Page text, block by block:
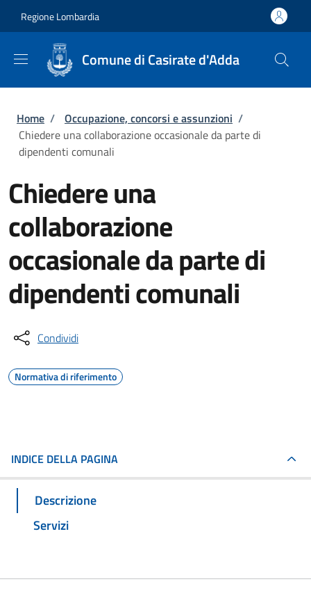
Regione Lombardia
Comune di Casirate d'Adda
Briciole di pane
Home / Occupazione, concorsi e assunzioni /
Chiedere una collaborazione occasionale da parte di
dipendenti comunali
Chiedere una
collaborazione
occasionale da parte di
dipendenti comunali
Condividi
Normativa di riferimento
INDICE DELLA PAGINA
Descrizione
Servizi